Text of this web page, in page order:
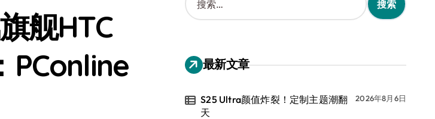
舰HTC
PConline
索
：
最新文章
S25 Ultra颜值炸裂！定制主题潮翻
天
2026年8月6日